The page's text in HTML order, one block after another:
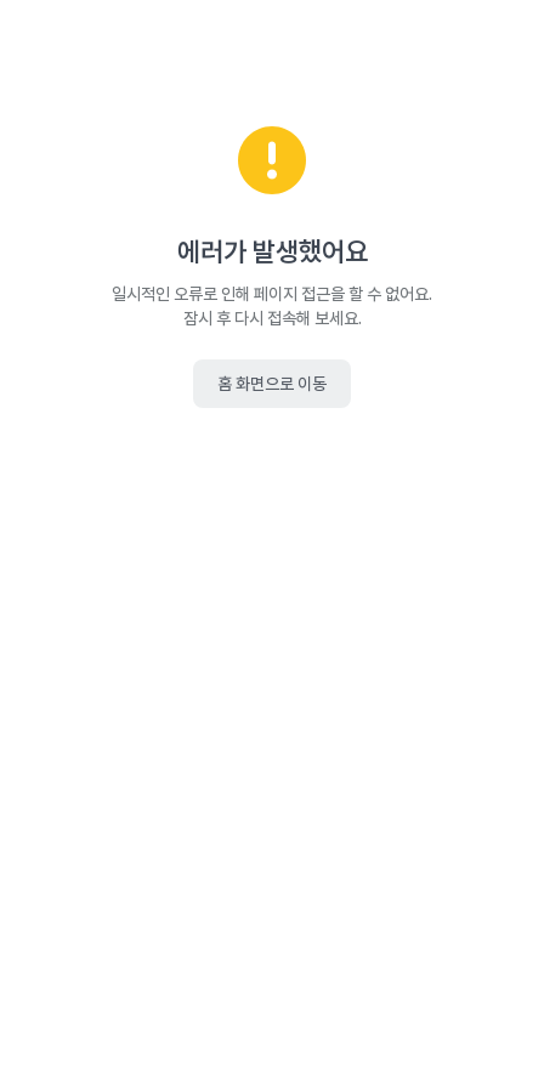
에러가 발생했어요
일시적인 오류로 인해 페이지 접근을 할 수 없어요.
잠시 후 다시 접속해 보세요.
홈 화면으로 이동